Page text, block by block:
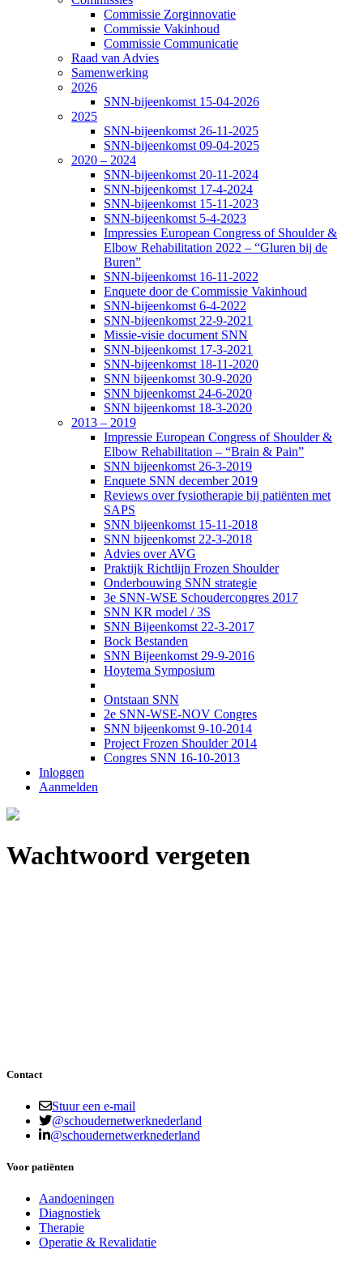
Commissie Zorginnovatie
Commissie Vakinhoud
Commissie Communicatie
Raad van Advies
Samenwerking
2026
SNN-bijeenkomst 15-04-2026
2025
SNN-bijeenkomst 26-11-2025
SNN-bijeenkomst 09-04-2025
2020 – 2024
SNN-bijeenkomst 20-11-2024
SNN-bijeenkomst 17-4-2024
SNN-bijeenkomst 15-11-2023
SNN-bijeenkomst 5-4-2023
Impressies European Congress of Shoulder &
Elbow Rehabilitation 2022 – “Gluren bij de
Buren”
SNN-bijeenkomst 16-11-2022
Enquete door de Commissie Vakinhoud
SNN-bijeenkomst 6-4-2022
SNN-bijeenkomst 22-9-2021
Missie-visie document SNN
SNN-bijeenkomst 17-3-2021
SNN-bijeenkomst 18-11-2020
SNN bijeenkomst 30-9-2020
SNN bijeenkomst 24-6-2020
SNN bijeenkomst 18-3-2020
2013 – 2019
Impressie European Congress of Shoulder &
Elbow Rehabilitation – “Brain & Pain”
SNN bijeenkomst 26-3-2019
Enquete SNN december 2019
Reviews over fysiotherapie bij patiënten met
SAPS
SNN bijeenkomst 15-11-2018
SNN bijeenkomst 22-3-2018
Advies over AVG
Praktijk Richtlijn Frozen Shoulder
Onderbouwing SNN strategie
3e SNN-WSE Schoudercongres 2017
SNN KR model / 3S
SNN Bijeenkomst 22-3-2017
Bock Bestanden
SNN Bijeenkomst 29-9-2016
Hoytema Symposium
Ontstaan SNN
2e SNN-WSE-NOV Congres
SNN bijeenkomst 9-10-2014
Project Frozen Shoulder 2014
Congres SNN 16-10-2013
Inloggen
Aanmelden
Wachtwoord vergeten
Contact
Stuur een e-mail
@schoudernetwerknederland
@schoudernetwerknederland
Voor patiënten
Aandoeningen
Diagnostiek
Therapie
Operatie & Revalidatie